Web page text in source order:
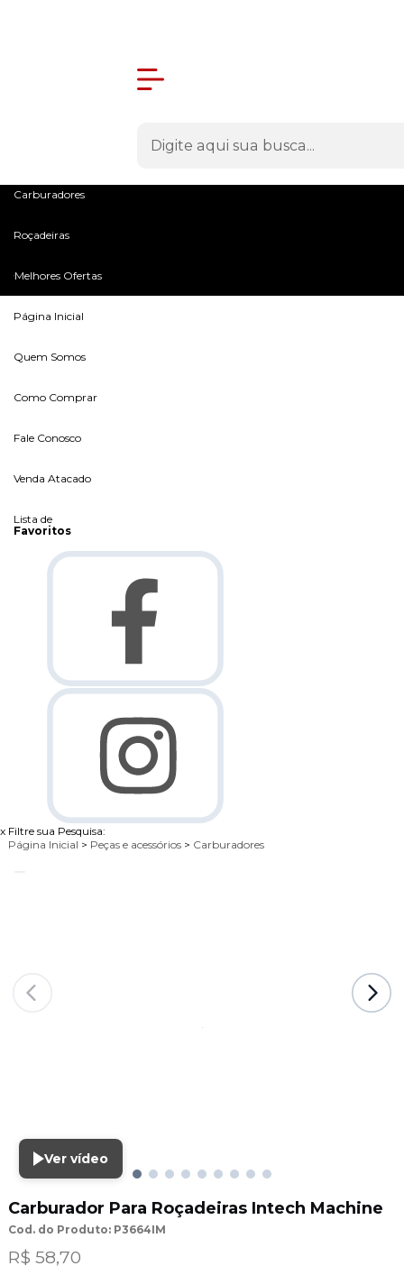
Carburadores
Roçadeiras
Melhores Ofertas
Página Inicial
Quem Somos
Como Comprar
Fale Conosco
Venda Atacado
Lista de
Favoritos
x Filtre sua Pesquisa:
Página Inicial > Peças e acessórios > Carburadores
Ver vídeo
Carburador Para Roçadeiras Intech Machine
Cod. do Produto: P3664IM
R$ 58,70